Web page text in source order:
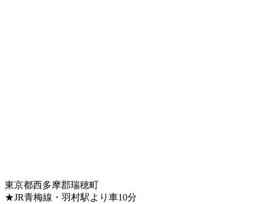
東京都西多摩郡瑞穂町
★JR青梅線・羽村駅より車10分